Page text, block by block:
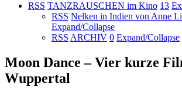
RSS TANZRAUSCHEN im Kino 13
RSS Nelken in Indien von Anne
Expand/Collapse
RSS ARCHIV 0 Expand/Collapse
Moon Dance – Vier kurze
Wuppertal